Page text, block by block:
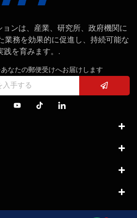
ョンは、産業、研究所、政府機関に
業務を効果的に促進し、持続可能な
践を育みます。.
なたの郵便受けへお届けします